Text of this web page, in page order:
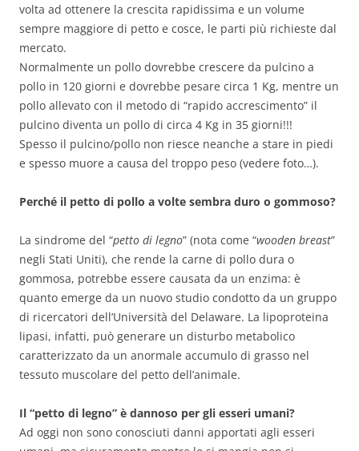
volta ad ottenere la crescita rapidissima e un volume
sempre maggiore di petto e cosce, le parti più richieste dal
mercato.
Normalmente un pollo dovrebbe crescere da pulcino a
pollo in 120 giorni e dovrebbe pesare circa 1 Kg, mentre un
pollo allevato con il metodo di “rapido accrescimento” il
pulcino diventa un pollo di circa 4 Kg in 35 giorni!!!
Spesso il pulcino/pollo non riesce neanche a stare in piedi
e spesso muore a causa del troppo peso (vedere foto…).
Perché il petto di pollo a volte sembra duro o gommoso?
La sindrome del “petto di legno” (nota come “wooden breast”
negli Stati Uniti), che rende la carne di pollo dura o
gommosa, potrebbe essere causata da un enzima: è
quanto emerge da un nuovo studio condotto da un gruppo
di ricercatori dell’Università del Delaware. La lipoproteina
lipasi, infatti, può generare un disturbo metabolico
caratterizzato da un anormale accumulo di grasso nel
tessuto muscolare del petto dell’animale.
Il “petto di legno” è dannoso per gli esseri umani?
Ad oggi non sono conosciuti danni apportati agli esseri